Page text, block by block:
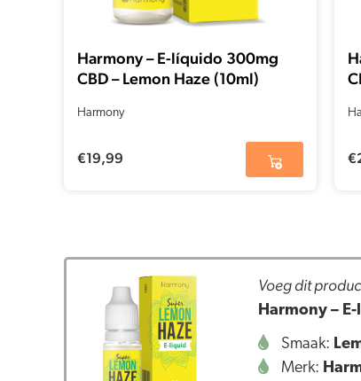
Harmony – E-líquido 300mg
CBD – Lemon Haze (10ml)
Harmony
€19,99 €
Voeg dit
Harmony –
Smaak:
Merk: